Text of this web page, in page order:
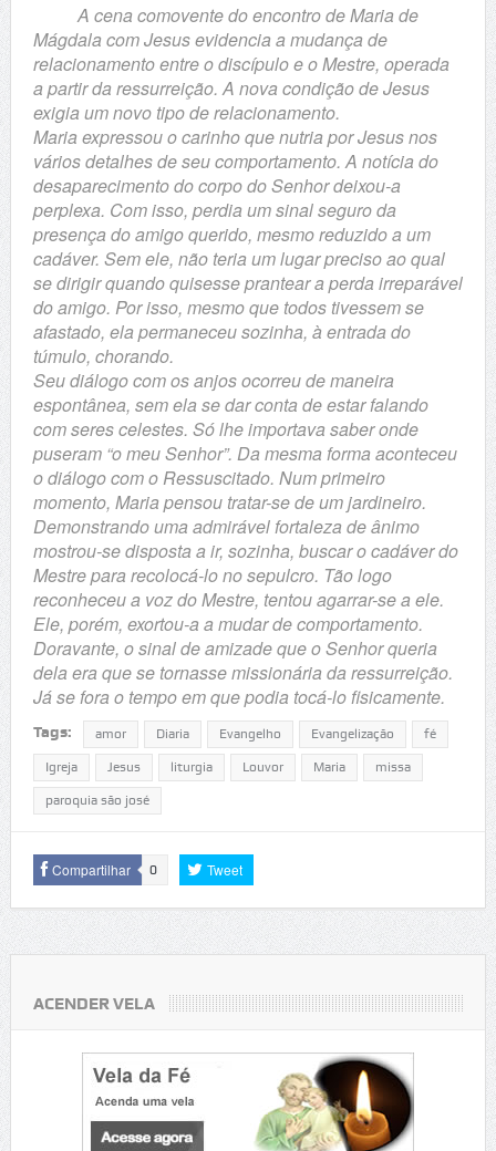
A cena comovente do encontro de Maria de
Mágdala com Jesus evidencia a mudança de
relacionamento entre o discípulo e o Mestre, operada
a partir da ressurreição. A nova condição de Jesus
exigia um novo tipo de relacionamento.
Maria expressou o carinho que nutria por Jesus nos
vários detalhes de seu comportamento. A notícia do
desaparecimento do corpo do Senhor deixou-a
perplexa. Com isso, perdia um sinal seguro da
presença do amigo querido, mesmo reduzido a um
cadáver. Sem ele, não teria um lugar preciso ao qual
se dirigir quando quisesse prantear a perda irreparável
do amigo. Por isso, mesmo que todos tivessem se
afastado, ela permaneceu sozinha, à entrada do
túmulo, chorando.
Seu diálogo com os anjos ocorreu de maneira
espontânea, sem ela se dar conta de estar falando
com seres celestes. Só lhe importava saber onde
puseram “o meu Senhor”. Da mesma forma aconteceu
o diálogo com o Ressuscitado. Num primeiro
momento, Maria pensou tratar-se de um jardineiro.
Demonstrando uma admirável fortaleza de ânimo
mostrou-se disposta a ir, sozinha, buscar o cadáver do
Mestre para recolocá-lo no sepulcro. Tão logo
reconheceu a voz do Mestre, tentou agarrar-se a ele.
Ele, porém, exortou-a a mudar de comportamento.
Doravante, o sinal de amizade que o Senhor queria
dela era que se tornasse missionária da ressurreição.
Já se fora o tempo em que podia tocá-lo fisicamente.
Tags: amor Diaria Evangelho Evangelização fé
Igreja Jesus liturgia Louvor Maria missa
paroquia são josé
Compartilhar 0 Tweet
ACENDER VELA